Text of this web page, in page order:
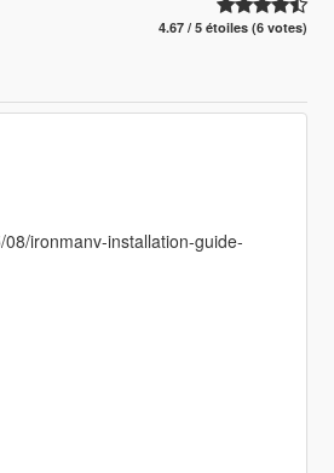
4.67 / 5 étoiles (6 votes)
ironmanv-installation-guide-